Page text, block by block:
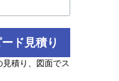
ド見積り
積り、図面でス